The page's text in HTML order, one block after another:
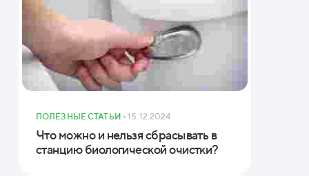
(ШхДхВ)
ПОЛЕЗНЫЕ СТАТЬИ • 15.12.2024
Что можно и нельзя сбрасывать в
станцию биологической очистки?